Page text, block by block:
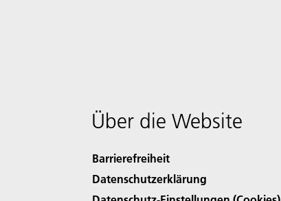
Über die Website
Barrierefreiheit
Datenschutzerklärung